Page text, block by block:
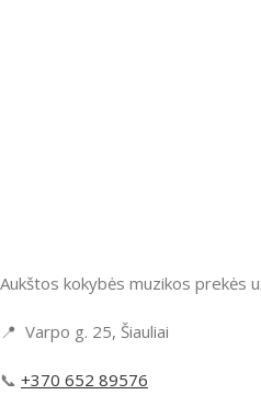
Aukštos kokybės muzikos prekės
📍 Varpo g. 25, Šiauliai
📞 +370 652 89576